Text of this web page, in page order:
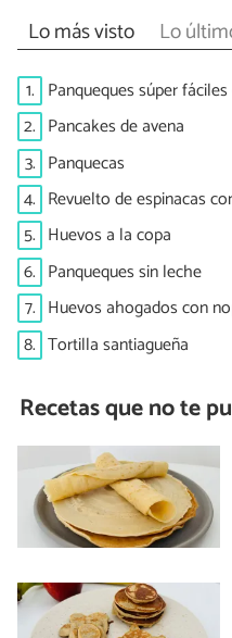
Lo más visto Lo
1. Panqueques súper
2. Pancakes de avena
3. Panquecas
4. Revuelto de espinacas
5. Huevos a la copa
6. Panqueques sin leche
7. Huevos ahogados con
8. Tortilla santiagueña
Recetas que no te